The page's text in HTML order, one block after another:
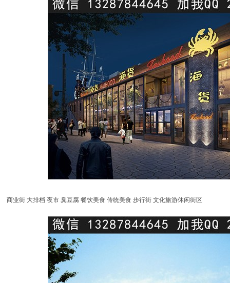
商业街 大排档 夜市 臭豆腐 餐饮美食 传统美食 步行街 文化旅游休闲街区